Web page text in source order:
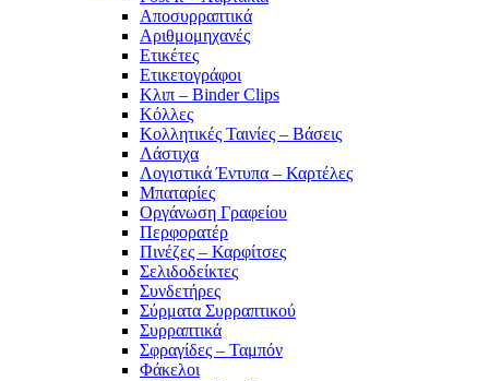
Αποσυρραπτικά
Αριθμομηχανές
Ετικέτες
Ετικετογράφοι
Κλιπ – Binder Clips
Κόλλες
Κολλητικές Ταινίες – Βάσεις
Λάστιχα
Λογιστικά Έντυπα – Καρτέλες
Μπαταρίες
Οργάνωση Γραφείου
Περφορατέρ
Πινέζες – Καρφίτσες
Σελιδοδείκτες
Συνδετήρες
Σύρματα Συρραπτικού
Συρραπτικά
Σφραγίδες – Ταμπόν
Φάκελοι